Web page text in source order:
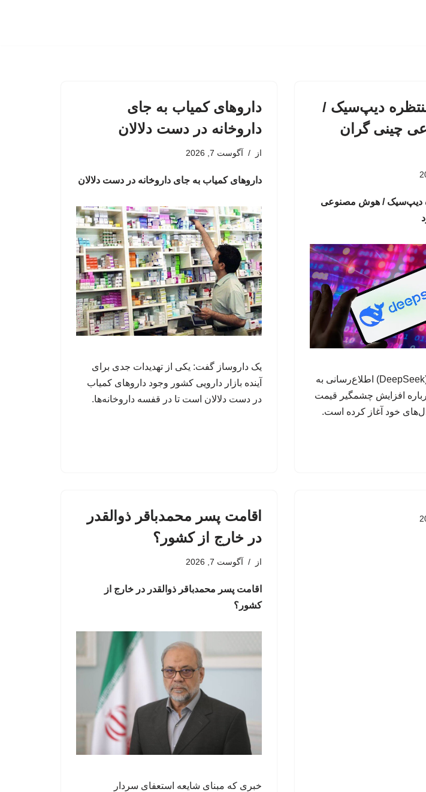
دیپ‌سیک /
چینی گران
دیپ‌سیک / هوش مصنوعی
شرکت دیپ‌سیک (DeepSeek) اطلاع‌رسانی به
افزایش چشمگیر قیمت
داروهای کمیاب به جای
داروخانه در دست دلالان
از آگوست 7, 2026
داروهای کمیاب به جای داروخانه در دست دلالان
یک داروساز گفت: یکی از تهدیدات جدی برای
آینده بازار دارویی کشور وجود داروهای کمیاب
در دست دلالان است تا در قفسه داروخانه‌ها.
اقامت پسر محمدباقر ذوالقدر
در خارج از کشور؟
از آگوست 7, 2026
اقامت پسر محمدباقر ذوالقدر در خارج از
کشور؟
خبری که مبنای شایعه استعفای سردار